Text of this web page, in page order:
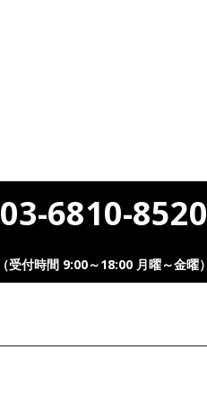
03-6810-8520
（受付時間 9:00～18:00 月曜～金曜）